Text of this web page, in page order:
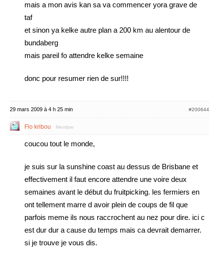
mais a mon avis kan sa va commencer yora grave de
taf
et sinon ya kelke autre plan a 200 km au alentour de
bundaberg
mais pareil fo attendre kelke semaine
donc pour resumer rien de sur!!!!
29 mars 2009 à 4 h 25 min #200644
Flo kribou Membre
coucou tout le monde,
je suis sur la sunshine coast au dessus de Brisbane et
effectivement il faut encore attendre une voire deux
semaines avant le début du fruitpicking. les fermiers en
ont tellement marre d avoir plein de coups de fil que
parfois meme ils nous raccrochent au nez pour dire. ici c
est dur dur a cause du temps mais ca devrait demarrer.
si je trouve je vous dis.